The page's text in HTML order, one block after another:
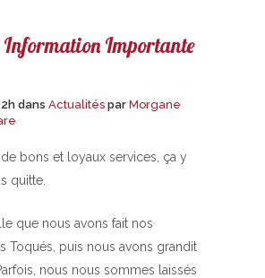
Importante
dans Actualités par Morgane
bons et loyaux services, ça y
quitte.
que nous avons fait nos
Toqués, puis nous avons grandit
nous nous sommes laissés